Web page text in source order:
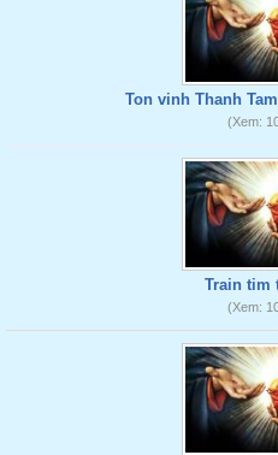
Ton vinh Thanh
(Xem:
Train tim
(Xem: